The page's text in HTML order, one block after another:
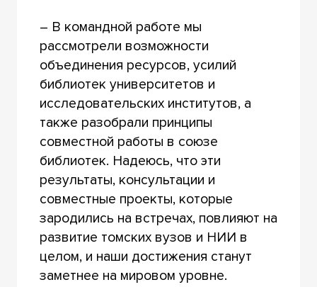
– В командной работе мы
рассмотрели возможности
объединения ресурсов, усилий
библиотек университетов и
исследовательских институтов, а
также разобрали принципы
совместной работы в союзе
библиотек. Надеюсь, что эти
результаты, консультации и
совместные проекты, которые
зародились на встречах, повлияют на
развитие томских вузов и НИИ в
целом, и наши достижения станут
заметнее на мировом уровне.